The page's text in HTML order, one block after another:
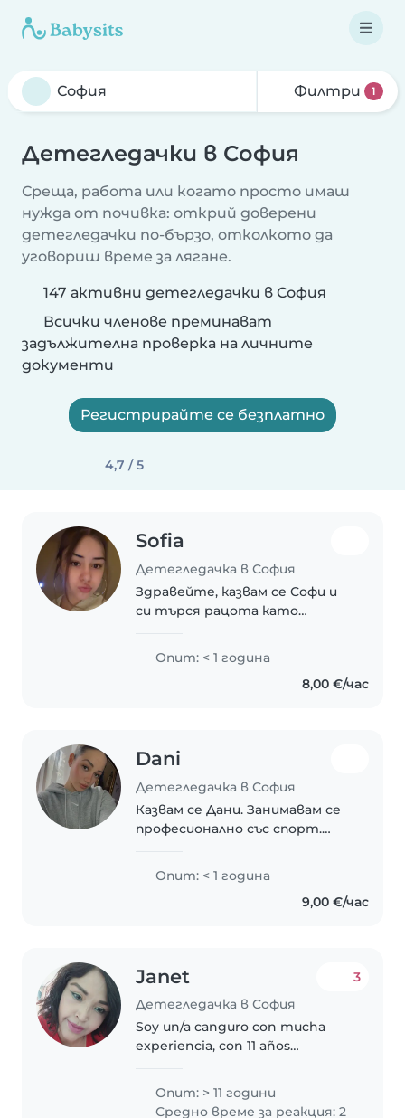
Филтри 1
Детегледачки в София
Среща, работа или когато просто имаш
нужда от почивка: открий доверени
детегледачки по-бързо, отколкото да
уговориш време за лягане.
147 активни детегледачки в София
Всички членове преминават
задължителна проверка на личните
документи
Регистрирайте се безплатно
4,7 / 5
Sofia
Детегледачка в София
Здравейте, казвам се Софи и
си търся рацота като
търпелива и обичам децата.
Винаги се разбирам с деца и
Опит: < 1 година
8,00 €/час
Dani
Детегледачка в София
Казвам се Дани. Занимавам се
професионално със спорт.
Опит: < 1 година
9,00 €/час
Janet
Детегледачка в София
3
Soy un/a canguro con mucha
experiencia, con 11 años
niños pequeños. Soy una
Опит: > 11 години
Средно време за реакция: 2